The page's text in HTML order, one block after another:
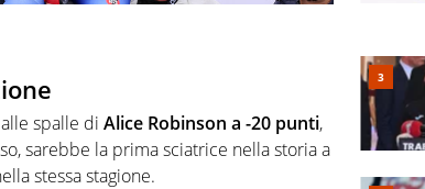
spalle di Alice Robinson a -20 punti,
sarebbe la prima sciatrice nella storia a
stessa stagione.